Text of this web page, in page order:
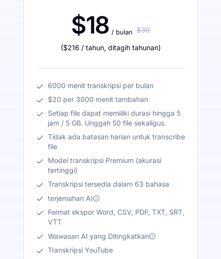
$18 / bulan $30
($216 / tahun, ditagih tahunan)
6000 menit transkripsi per bulan
$20 per 3000 menit tambahan
Setiap file dapat memiliki durasi hingga 5
jam / 5 GB. Unggah 50 file sekaligus.
Tidak ada batasan harian untuk transcribe
file
Model transkripsi Premium (akurasi
tertinggi)
Transkripsi tersedia dalam 63 bahasa
terjemahan AI
Format ekspor Word, CSV, PDF, TXT, SRT,
VTT
Wawasan AI yang Ditingkatkan
Transkripsi YouTube